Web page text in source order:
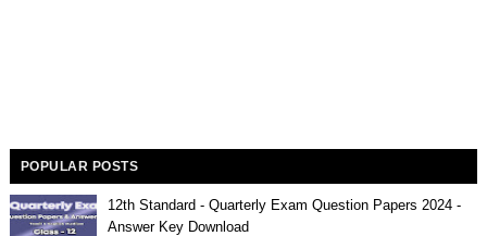
POPULAR POSTS
12th Standard - Quarterly Exam Question Papers 2024 -
Answer Key Download